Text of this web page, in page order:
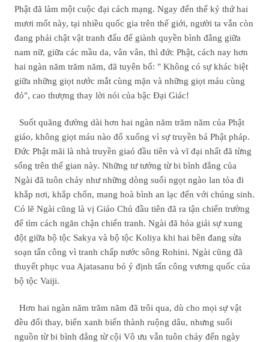
Phật đã làm một cuộc đại cách mạng. Ngay đến thế kỷ thứ hai
mươi mốt này, tại nhiều quốc gia trên thế giới, người ta vẫn còn
đang phải chật vật tranh đấu để giành quyền bình đẳng giữa
nam nữ, giữa các mầu da, vân vân, thì đức Phật, cách nay hơn
hai ngàn năm trăm năm, đã tuyên bố: " Không có sự khác biệt
giữa những giọt nước mắt cùng mặn và những giọt máu cùng
đỏ", cao thượng thay lời nói của bậc Đại Giác!
Suốt quãng đường dài hơn hai ngàn năm trăm năm của Phật
giáo, không giọt máu nào đổ xuống vì sự truyền bá Phật pháp.
Ðức Phật mãi là nhà truyền giaó đầu tiên và vĩ đại nhất đã từng
sống trên thế gian này. Những tư tưởng từ bi bình đẳng của
Ngài đã tuôn chảy như những dòng suối ngọt ngào lan tỏa đi
khắp nơi, khắp chốn, mang hoà bình an lạc đến với chúng sinh.
Có lẽ Ngài cũng là vị Giáo Chủ đầu tiên đã ra tận chiến trường
để tìm cách ngăn chận chiến tranh. Ngài đã hóa giải sự xung
đột giữa bộ tộc Sakya và bộ tộc Koliya khi hai bên đang sửa
soạn tấn công vì tranh chấp nước sông Rohini. Ngài cũng đã
thuyết phục vua Ajatasanu bỏ ý định tấn công vương quốc của
bộ tộc Vaiji.
Hơn hai ngàn năm trăm năm đã trôi qua, dù cho mọi sự vật
đều đổi thay, biển xanh biến thành ruộng dâu, nhưng suối
nguồn từ bi bình đẳng từ cội Vô ưu vẫn tuôn chảy đến ngày